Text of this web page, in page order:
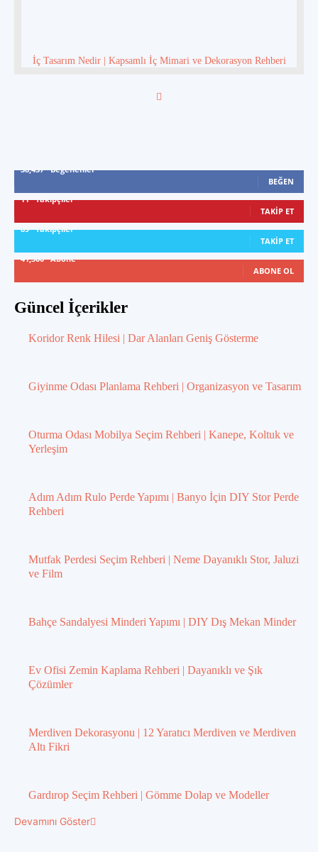
İç Tasarım Nedir | Kapsamlı İç Mimari ve Dekorasyon Rehberi
38,437 Beğenenler
BEĞEN
11 Takipçiler
TAKIP ET
89 Takipçiler
TAKIP ET
41,300 Abone
ABONE OL
Güncel İçerikler
Koridor Renk Hilesi | Dar Alanları Geniş Gösterme
Giyinme Odası Planlama Rehberi | Organizasyon ve Tasarım
Oturma Odası Mobilya Seçim Rehberi | Kanepe, Koltuk ve
Yerleşim
Adım Adım Rulo Perde Yapımı | Banyo İçin DIY Stor Perde
Rehberi
Mutfak Perdesi Seçim Rehberi | Neme Dayanıklı Stor, Jaluzi
ve Film
Bahçe Sandalyesi Minderi Yapımı | DIY Dış Mekan Minder
Ev Ofisi Zemin Kaplama Rehberi | Dayanıklı ve Şık
Çözümler
Merdiven Dekorasyonu | 12 Yaratıcı Merdiven ve Merdiven
Altı Fikri
Gardırop Seçim Rehberi | Gömme Dolap ve Modeller
Devamını Göster